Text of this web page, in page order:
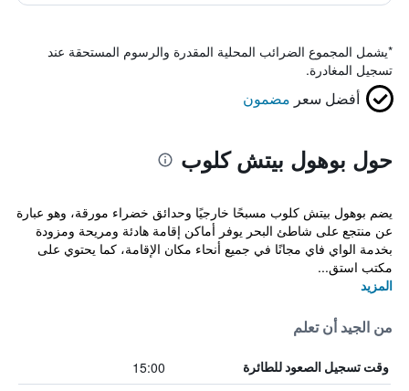
*يشمل المجموع الضرائب المحلية المقدرة والرسوم المستحقة عند
تسجيل المغادرة.
أفضل سعر مضمون
حول بوهول بيتش كلوب
يضم بوهول بيتش كلوب مسبحًا خارجيًا وحدائق خضراء مورقة، وهو عبارة
عن منتجع على شاطئ البحر يوفر أماكن إقامة هادئة ومريحة ومزودة
بخدمة الواي فاي مجانًا في جميع أنحاء مكان الإقامة، كما يحتوي على
مكتب استق...
المزيد
من الجيد أن تعلم
وقت تسجيل الصعود للطائرة 15:00